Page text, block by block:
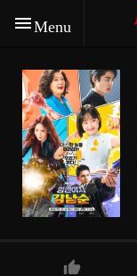
Menu